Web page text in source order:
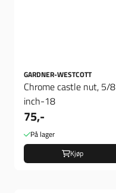
GARDNER-WESTCOTT
Chrome castle nut, 5/8
inch-18
75,-
På lager
Kjøp